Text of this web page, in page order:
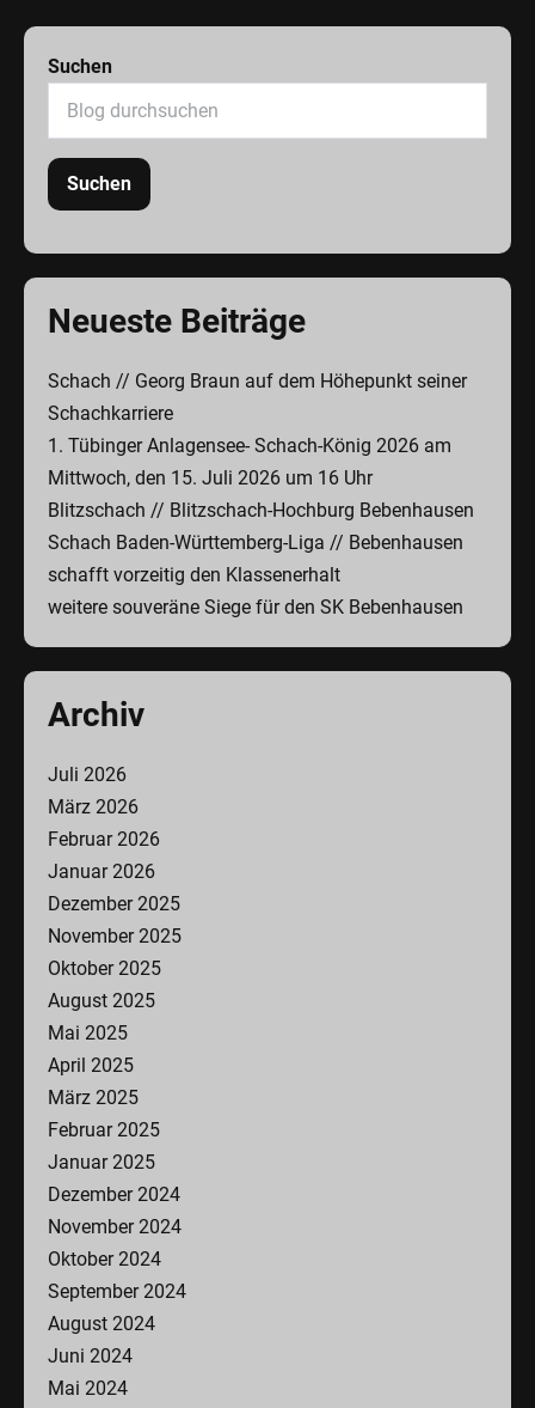
Suchen
Suchen
Neueste Beiträge
Schach // Georg Braun auf dem Höhepunkt seiner
Schachkarriere
1. Tübinger Anlagensee- Schach-König 2026 am
Mittwoch, den 15. Juli 2026 um 16 Uhr
Blitzschach // Blitzschach-Hochburg Bebenhausen
Schach Baden-Württemberg-Liga // Bebenhausen
schafft vorzeitig den Klassenerhalt
weitere souveräne Siege für den SK Bebenhausen
Archiv
Juli 2026
März 2026
Februar 2026
Januar 2026
Dezember 2025
November 2025
Oktober 2025
August 2025
Mai 2025
April 2025
März 2025
Februar 2025
Januar 2025
Dezember 2024
November 2024
Oktober 2024
September 2024
August 2024
Juni 2024
Mai 2024